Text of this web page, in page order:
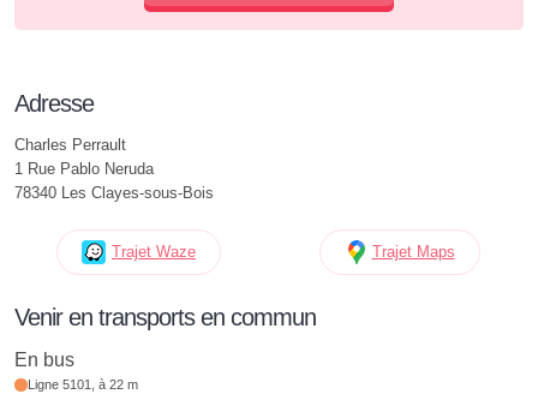
Adresse
Charles Perrault
1 Rue Pablo Neruda
78340 Les Clayes-sous-Bois
Trajet Waze Trajet Maps
Venir en transports en commun
En bus
Ligne 5101, à 22 m